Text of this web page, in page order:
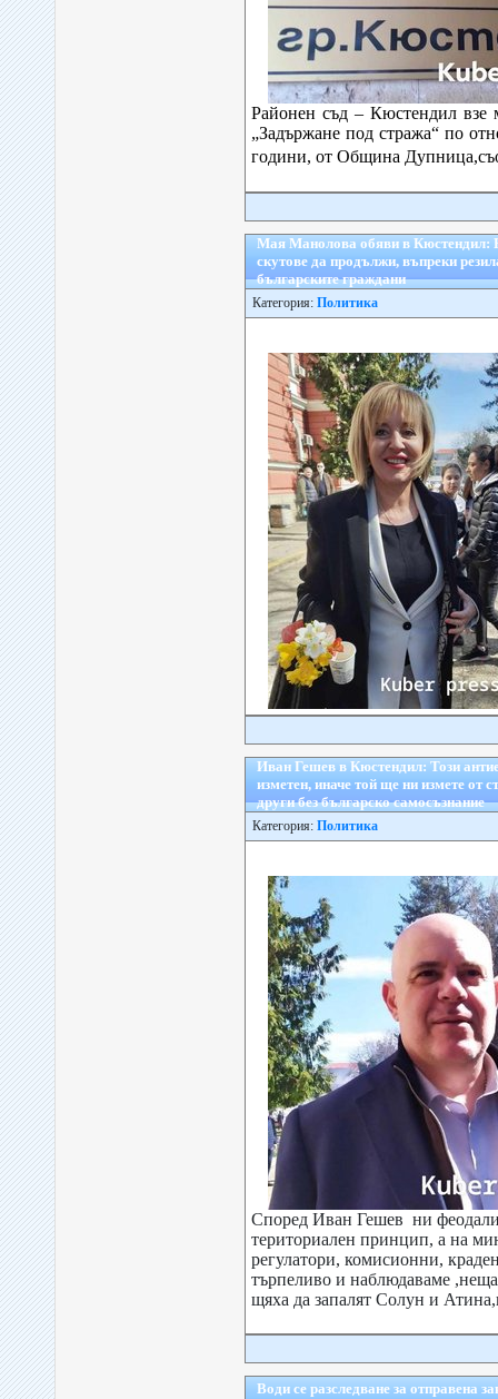
Районен съд – Кюстендил взе
„Задържане под стража“ по
години, от Община
Мая Манолова обяви в Кюстендил:
скутове да продължи, въпреки
българските граждани
Категория: Политика
Иван Гешев в Кюстендил: Този
изметен, иначе той ще ни измете от
други без българско самосъзнание
Категория: Политика
Според Иван Гешев ни
териториален принцип, а на
регулатори, комисионни,
търпеливо и наблюдаваме
щяха да запалят Солун и
Води се разследване за отправена